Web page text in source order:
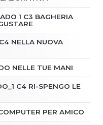
1 C3 BAGHERIA
NELLA NUOVA
NELLE TUE MANI
C4 RI-SPENGO LE
PER AMICO